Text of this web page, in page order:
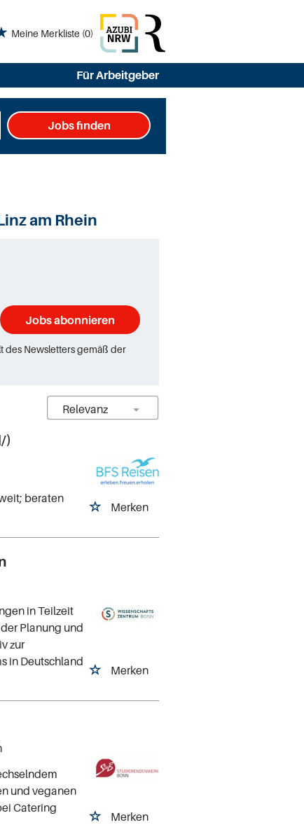
Meine Merkliste (0)
Für Arbeitgeber
Jobs finden
am Rhein
Jobs abonnieren
des Newsletters gemäß der
)
Merken
beraten
Merken
in Teilzeit
Planung und
zur
in Deutschland
Merken
und veganen
Catering